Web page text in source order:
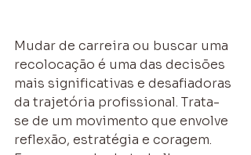
Mudar de carreira ou buscar uma
recolocação é uma das decisões
mais significativas e desafiadoras
da trajetória profissional. Trata-
se de um movimento que envolve
reflexão, estratégia e coragem.